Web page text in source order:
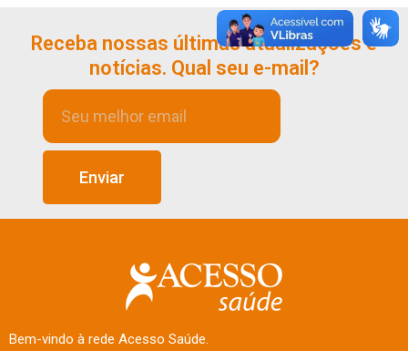
Receba nossas últimas atualizações e
notícias. Qual seu e-mail?
Enviar
Bem-vindo à rede Acesso Saúde.